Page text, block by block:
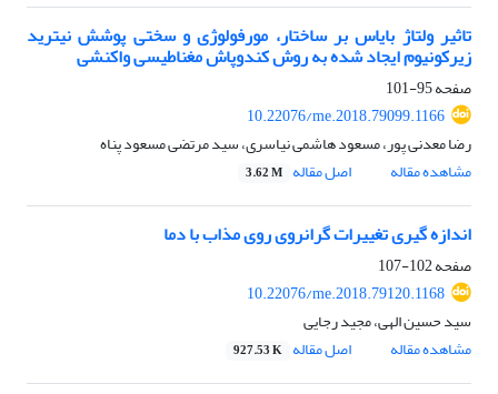
تاثیر ولتاژ بایاس بر ساختار، مورفولوژی و سختی پوشش نیترید
زیرکونیوم ایجاد شده به روش کندوپاش مغناطیسی واکنشی
صفحه95-101
10.22076/me.2018.79099.1166
رضا معدنی پور، مسعود هاشمی نیاسری، سید مرتضی مسعود پناه
مشاهده مقاله
اصل مقاله 3.62 M
اندازه گیری تغییرات گرانروی روی مذاب با دما
صفحه102-107
10.22076/me.2018.79120.1168
سید حسین الهی، مجید رجایی
مشاهده مقاله
اصل مقاله 927.53 K